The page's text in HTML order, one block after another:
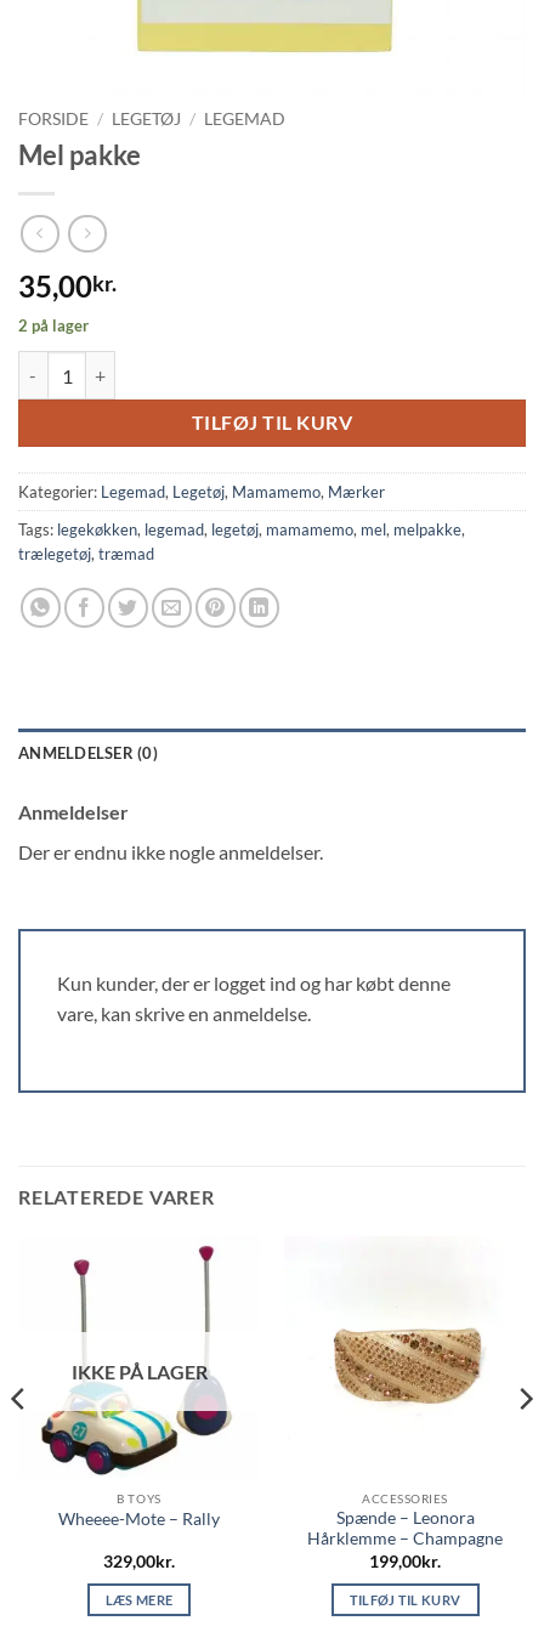
FORSIDE / LEGETØJ / LEGEMAD
Mel pakke
35,00kr.
2 på lager
TILFØJ TIL KURV
Kategorier: Legemad, Legetøj, Mamamemo, Mærker
Tags: legekøkken, legemad, legetøj, mamamemo, mel, melpakke,
trælegetøj, træmad
ANMELDELSER (0)
Anmeldelser
Der er endnu ikke nogle anmeldelser.
Kun kunder, der er logget ind og har købt denne
vare, kan skrive en anmeldelse.
RELATEREDE VARER
IKKE PÅ LAGER
B TOYS
Wheeee-Mote – Rally
329,00kr.
LÆS MERE
ACCESSORIES
Spænde – Leonora
Hårklemme – Champagne
199,00kr.
TILFØJ TIL KURV